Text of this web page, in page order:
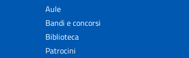
Aule
Bandi e concorsi
Biblioteca
Patrocini